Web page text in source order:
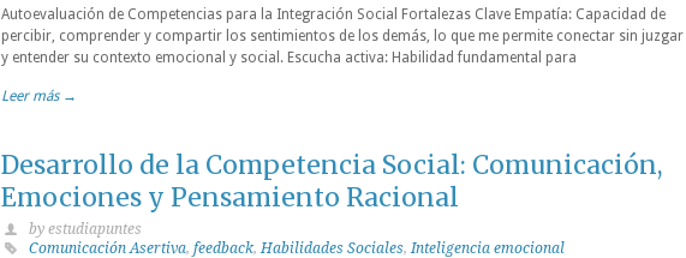
Autoevaluación de Competencias para la Integración Social Fortalezas Clave Empatía: Capacidad de
percibir, comprender y compartir los sentimientos de los demás, lo que me permite conectar sin juzgar
y entender su contexto emocional y social. Escucha activa: Habilidad fundamental para
Leer más →
Desarrollo de la Competencia Social: Comunicación,
Emociones y Pensamiento Racional
by estudiapuntes
Comunicación Asertiva, feedback,Habilidades Sociales,Inteligencia emocional